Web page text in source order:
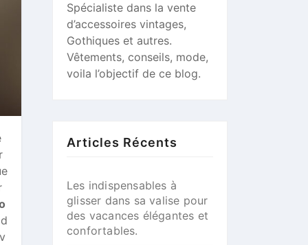
Spécialiste dans la vente
d’accessoires vintages,
Gothiques et autres.
Vêtements, conseils, mode,
voila l’objectif de ce blog.
Articles Récents
Les indispensables à
glisser dans sa valise pour
des vacances élégantes et
confortables.